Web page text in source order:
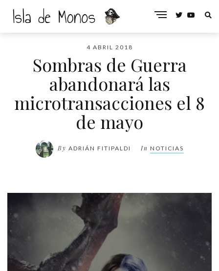
4 ABRIL 2018
Sombras de Guerra
abandonará las
microtransacciones el 8
de mayo
By ADRIÁN FITIPALDI In NOTICIAS